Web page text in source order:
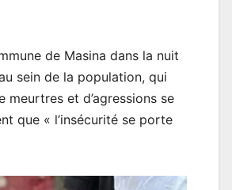
de Masina dans la nuit
sein de la population, qui
meurtres et d’agressions se
que « l’insécurité se porte